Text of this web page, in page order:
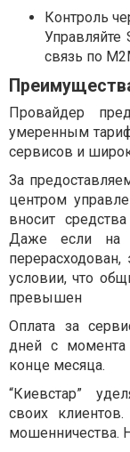
Контроль
Управляйте
связь по
Провайдер
умеренным
сервисов и
За
центром
вносит
Даже если на
условии, что
превышен
Оплата за
дней с момента
конце месяца.
“Киевстар”
своих
мошенничества.